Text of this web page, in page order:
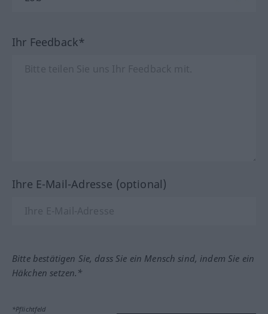
Ihr Feedback*
Ihre E-Mail-Adresse (optional)
Bitte bestätigen Sie, dass Sie ein Mensch sind, indem Sie ein
Häkchen setzen.*
*Pflichtfeld